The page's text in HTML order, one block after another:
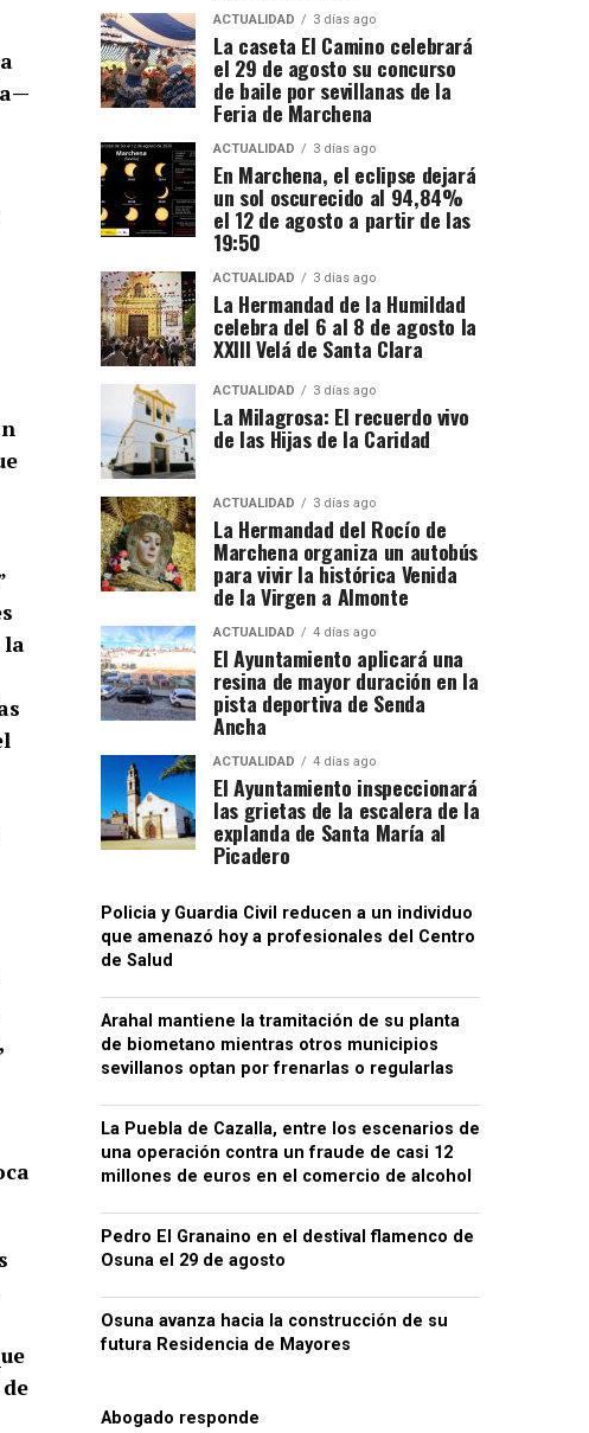
la
ACTUALIDAD 3 días ago
La caseta El Camino celebrará
el 29 de agosto su concurso
de baile por sevillanas de la
Feria de Marchena
ACTUALIDAD 3 días ago
En Marchena, el eclipse dejará
un sol oscurecido al 94,84%
el 12 de agosto a partir de las
19:50
ACTUALIDAD 3 días ago
La Hermandad de la Humildad
celebra del 6 al 8 de agosto la
XXIII Velá de Santa Clara
ACTUALIDAD 3 días ago
La Milagrosa: El recuerdo vivo
de las Hijas de la Caridad
ACTUALIDAD 3 días ago
La Hermandad del Rocío de
Marchena organiza un autobús
para vivir la histórica Venida
de la Virgen a Almonte
ACTUALIDAD 4 días ago
El Ayuntamiento aplicará una
resina de mayor duración en la
pista deportiva de Senda
Ancha
ACTUALIDAD 4 días ago
El Ayuntamiento inspeccionará
las grietas de la escalera de la
explanda de Santa María al
Picadero
Policia y Guardia Civil reducen a un individuo
que amenazó hoy a profesionales del Centro
de Salud
Arahal mantiene la tramitación de su planta
de biometano mientras otros municipios
sevillanos optan por frenarlas o regularlas
La Puebla de Cazalla, entre los escenarios de
una operación contra un fraude de casi 12
millones de euros en el comercio de alcohol
Pedro El Granaino en el destival flamenco de
Osuna el 29 de agosto
Osuna avanza hacia la construcción de su
futura Residencia de Mayores
Abogado responde